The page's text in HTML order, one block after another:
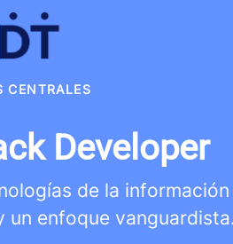
CENTRALES
Developer
de la
un enfoque